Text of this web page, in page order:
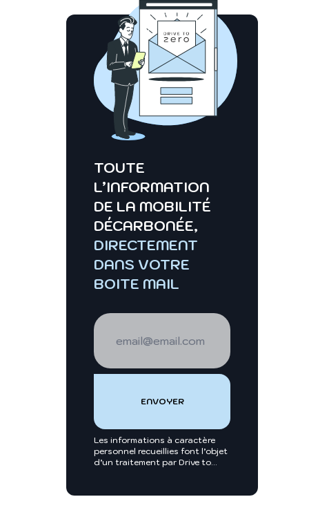
TOUTE
L’INFORMATION
DE LA MOBILITÉ
DÉCARBONÉE,
DIRECTEMENT
DANS VOTRE
BOITE MAIL
Les informations à caractère
personnel recueillies font l’objet
d’un traitement par Drive to
sont nécessaires entre autres,